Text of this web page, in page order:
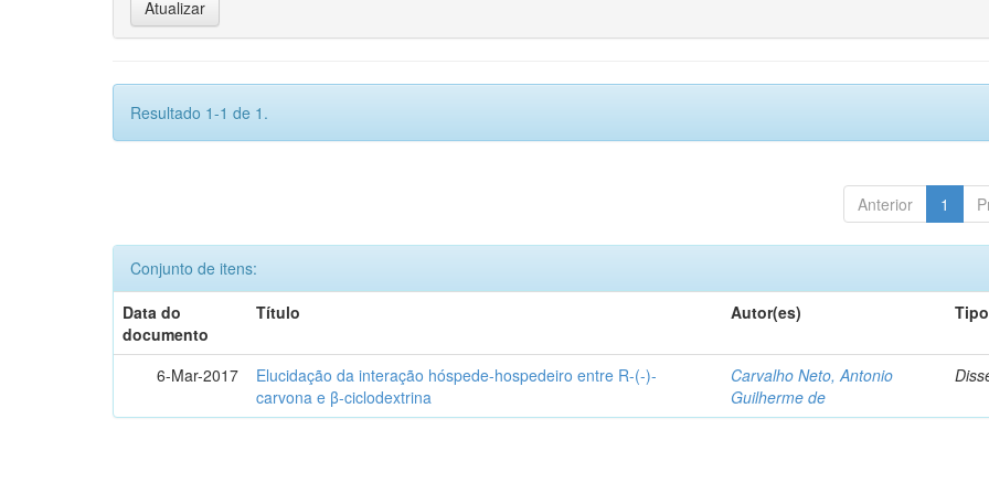
Resultado 1-1 de 1.
Anterior 1
Conjunto de itens:
Data do
documento
Título Autor(es) Tipo
6-Mar-2017
Elucidação da interação hóspede-hospedeiro entre R-(-)-
carvona e β-ciclodextrina
Carvalho Neto, Antonio
Guilherme de